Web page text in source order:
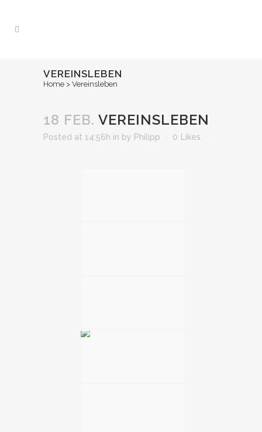
VEREINSLEBEN
Home > Vereinsleben
18 FEB. VEREINSLEBEN
Posted at 14:56h in by Philipp 0 Likes